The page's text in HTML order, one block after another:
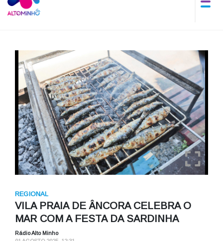
REGIONAL
VILA PRAIA DE ÂNCORA CELEBRA O
MAR COM A FESTA DA SARDINHA
Rádio Alto Minho